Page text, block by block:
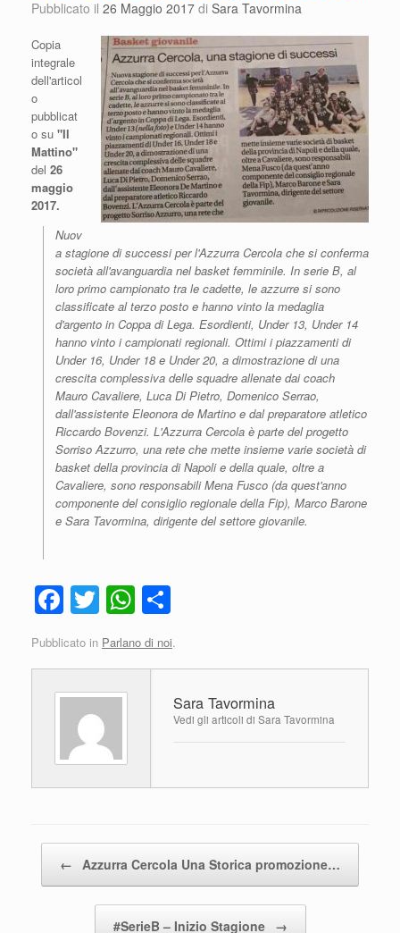
Pubblicato il 26 Maggio 2017 di Sara Tavormina
Copia
integrale
dell'articol
o
pubblicat
o su "Il
Mattino"
del 26
maggio
2017.
Nuov
a stagione di successi per l'Azzurra Cercola che si conferma
società all'avanguardia nel basket femminile. In serie B, al
loro primo campionato tra le cadette, le azzurre si sono
classificate al terzo posto e hanno vinto la medaglia
d'argento in Coppa di Lega. Esordienti, Under 13, Under 14
hanno vinto i campionati regionali. Ottimi i piazzamenti di
Under 16, Under 18 e Under 20, a dimostrazione di una
crescita complessiva delle squadre allenate dai coach
Mauro Cavaliere, Luca Di Pietro, Domenico Serrao,
dall'assistente Eleonora de Martino e dal preparatore atletico
Riccardo Bovenzi. L'Azzurra Cercola è parte del progetto
Sorriso Azzurro, una rete che mette insieme varie società di
basket della provincia di Napoli e della quale, oltre a
Cavaliere, sono responsabili Mena Fusco (da quest'anno
componente del consiglio regionale della Fip), Marco Barone
e Sara Tavormina, dirigente del settore giovanile.
F
a
c
e
b
o
o
k
T
wi
tt
er
W
h
at
o
n
vi
di
Pubblicato in Parlano di noi.
Sara Tavormina
Vedi gli articoli di Sara Tavormina
← Azzurra Cercola Una Storica promozione…
#SerieB – Inizio Stagione →